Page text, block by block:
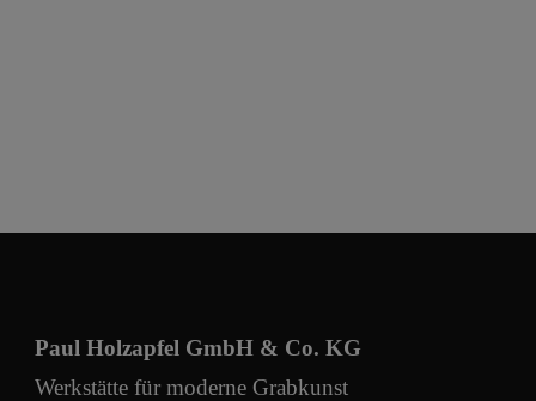
Paul Holzapfel GmbH & Co. KG
Werkstätte für moderne Grabkunst